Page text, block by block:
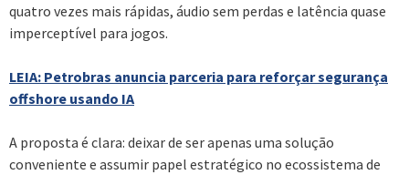
quatro vezes mais rápidas, áudio sem perdas e latência quase
imperceptível para jogos.
LEIA: Petrobras anuncia parceria para reforçar segurança
offshore usando IA
A proposta é clara: deixar de ser apenas uma solução
conveniente e assumir papel estratégico no ecossistema de